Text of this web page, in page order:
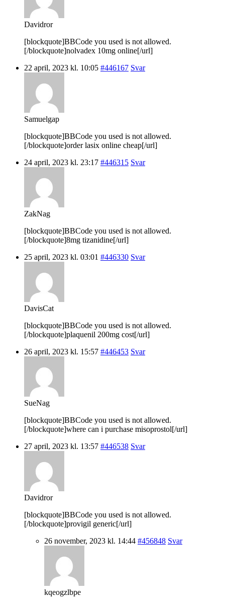
Davidror
[blockquote]BBCode you used is not allowed.
[/blockquote]nolvadex 10mg online[/url]
22 april, 2023 kl. 10:05 #446167 Svar
Samuelgap
[blockquote]BBCode you used is not allowed.
[/blockquote]order lasix online cheap[/url]
24 april, 2023 kl. 23:17 #446315 Svar
ZakNag
[blockquote]BBCode you used is not allowed.
[/blockquote]8mg tizanidine[/url]
25 april, 2023 kl. 03:01 #446330 Svar
DavisCat
[blockquote]BBCode you used is not allowed.
[/blockquote]plaquenil 200mg cost[/url]
26 april, 2023 kl. 15:57 #446453 Svar
SueNag
[blockquote]BBCode you used is not allowed.
[/blockquote]where can i purchase misoprostol[/url]
27 april, 2023 kl. 13:57 #446538 Svar
Davidror
[blockquote]BBCode you used is not allowed.
[/blockquote]provigil generic[/url]
26 november, 2023 kl. 14:44 #456848 Svar
kqeogzlbpe